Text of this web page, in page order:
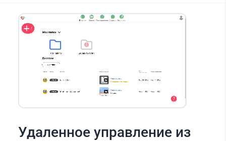
Удаленное управление из